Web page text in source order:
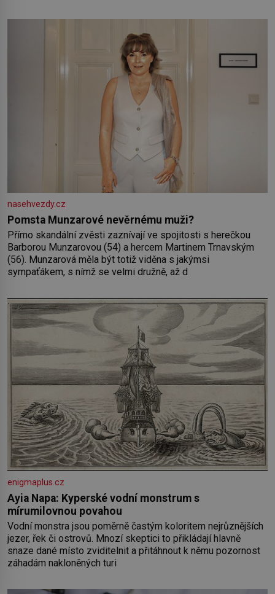
pokožky. Ohnivá znamení Ženy narozené ve znamení Berana,
nasehvezdy.cz
Pomsta Munzarové nevěrnému muži?
Přímo skandální zvěsti zaznívají ve spojitosti s herečkou
Barborou Munzarovou (54) a hercem Martinem Trnavským
(56). Munzarová měla být totiž viděna s jakýmsi
sympaťákem, s nímž se velmi družně, až d
enigmaplus.cz
Ayia Napa: Kyperské vodní monstrum s
mírumilovnou povahou
Vodní monstra jsou poměrně častým koloritem nejrůznějších
jezer, řek či ostrovů. Mnozí skeptici to přikládají hlavně
snaze dané místo zviditelnit a přitáhnout k němu pozornost
záhadám nakloněných turi